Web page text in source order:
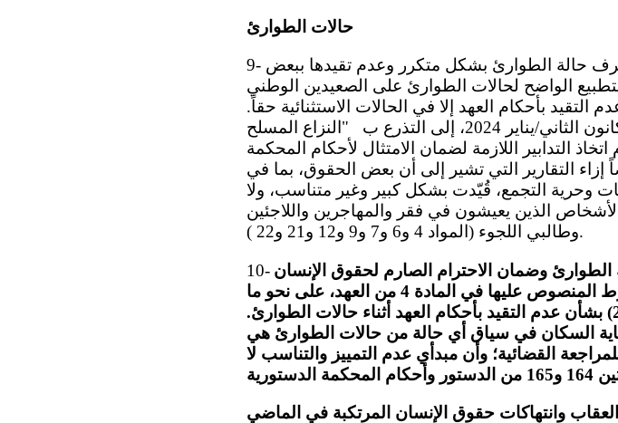
حالات الطوارئ
9- تشعر اللجنة بقلق بالغ إزاء إعلان الدولة الطرف حالة الطوارئ بشكل متكرر وعدم تقيدها ببعض
الواضح لحالات الطوارئ على الصعيدين الوطني
التقيد بأحكام العهد إلا في الحالات الاستثنائية حقاً.
وبالمثل، تأسف اللجنة للجوء المتكرر، منذ كانون الثاني/يناير 2024، إلى التذرع ب ‍ "النزاع المسلح
التدابير اللازمة لضمان الامتثال لأحكام المحكمة
إزاء التقارير التي تشير إلى أن بعض الحقوق، بما في
وحرية التجمع، قُيّدت بشكل كبير وغير متناسب، ولا
الذين يعيشون في فقر والمهاجرين واللاجئين
وطالبي اللجوء (المواد 4 و6 و7 و9 و12 و21 و22 ).
10- الطوارئ وضمان الاحترام الصارم لحقوق الإنسان
المكرسة في العهد والامتثال المنهجي لجميع الشروط المنصوص عليها في المادة 4 من العهد، على نحو ما
فسرتها اللجنة في تعليقها العام رقم 29(2001) بشأن عدم التقيد بأحكام العهد أثناء حالات الطوارئ.
السكان في سياق أي حالة من حالات الطوارئ هي
القضائية؛ وأن مبدأي عدم التمييز والتناسب لا
وانتهاكات حقوق الإنسان المرتكبة في الماضي